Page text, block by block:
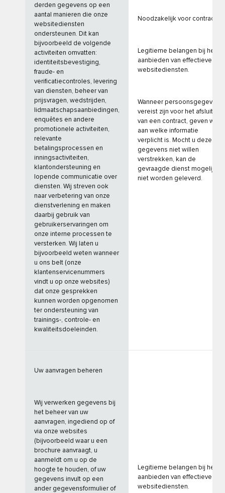
derden gegevens op een
aantal manieren die onze
websitediensten
ondersteunen. Dit kan
bijvoorbeeld de volgende
activiteiten omvatten:
identiteitsbevestiging,
fraude- en
verificatiecontroles, levering
van diensten, beheer van
prijsvragen, wedstrijden,
lidmaatschapsaanbiedingen,
enquêtes en andere
promotionele activiteiten,
relevante
betalingsprocessen en
inningsactiviteiten,
klantondersteuning en
lopende communicatie over
diensten. Wij streven ook
naar verbetering van onze
dienstverlening en maken
daarbij gebruik van
gebruikerservaringen om
onze interne processen te
versterken. Wij laten u
bijvoorbeeld weten wanneer
u ons belt (onze
klantenservicenummers
vindt u op onze websites)
dat onze gesprekken
kunnen worden opgenomen
ter ondersteuning van
trainings-, controle- en
kwaliteitsdoeleinden.
Noodzakelijk voor contract
Legitieme belangen bij het
aanbieden van effectieve
websitediensten.
Wanneer persoonsgegevens
vereist zijn voor het afsluiten
van een contract, geven wij
aan welke informatie
verplicht is. Mocht u deze
gegevens niet willen
verstrekken, kan de
gevraagde dienst mogelijk
niet worden geleverd.
Uw aanvragen beheren
Wij verwerken gegevens bij
het beheer van uw
aanvragen, ingediend op of
via onze websites
(bijvoorbeeld waar u een
brochure aanvraagt, u
aanmeldt om u op de
hoogte te houden, of uw
gegevens invult op een
ander gegevensformulier of
Legitieme belangen bij het
aanbieden van effectieve
websitediensten.